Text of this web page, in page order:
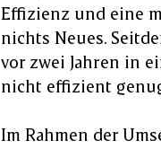
Effizienz und eine
nichts Neues.
vor zwei Jahren in
nicht effizient
Im Rahmen der